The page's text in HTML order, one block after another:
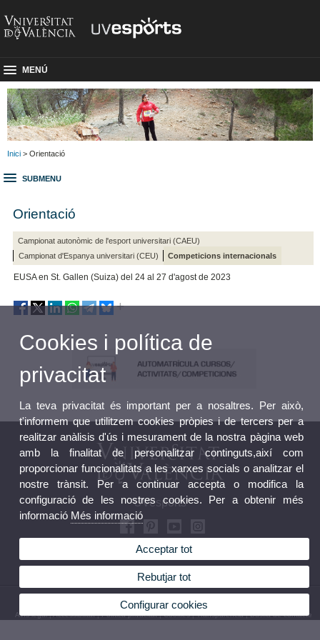
MENÚ
Inici > Orientació
SUBMENU
Orientació
Campionat autonòmic de l'esport universitari (CAEU)
Campionat d'Espanya universitari (CEU)
Competicions internacionals
EUSA en St. Gallen (Suiza) del 24 al 27 d'agost de 2023
UVesports
Avís legal|Accessibilitat|Política privacitat|Cookies|Transparència|Bústia de contacte
Cookies i política de
privacitat
La teva privacitat és important per a nosaltres. Per això,
t'informem que utilitzem cookies pròpies i de tercers per a
realitzar anàlisis d'ús i mesurament de la nostra pàgina web
amb la finalitat de personalitzar continguts,així com
proporcionar funcionalitats a les xarxes socials o analitzar el
nostre trànsit. Per a continuar accepta o modifica la
configuració de les nostres cookies. Per a obtenir més
informació Més informació
Acceptar tot
Rebutjar tot
Configurar cookies